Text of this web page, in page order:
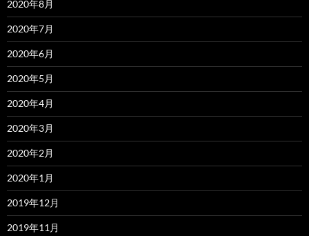
2020年8月
2020年7月
2020年6月
2020年5月
2020年4月
2020年3月
2020年2月
2020年1月
2019年12月
2019年11月